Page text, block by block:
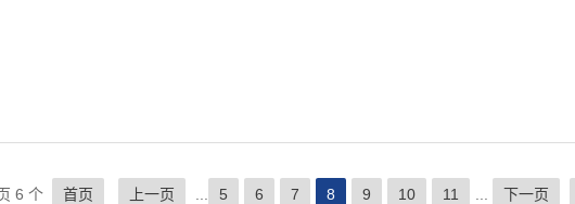
6 个 首页 上一页 5 6 7 8 9 10 11 下一页